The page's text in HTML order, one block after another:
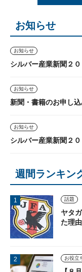
お知らせ
お知らせ
シルバー産業新聞２
お知らせ
新聞・書籍のお申し
お知らせ
シルバー産業新聞２
週間ランキン
話題
ヤタ
た理由